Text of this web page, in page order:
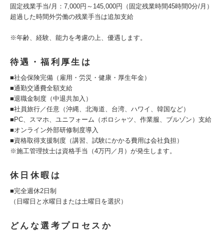
固定残業手当/月：7,000円～145,000円（固定残業時間45時間0分/月）
超過した時間外労働の残業手当は追加支給
※年齢、経験、能力を考慮の上、優遇します。
待遇・福利厚生は
■社会保険完備（雇用・労災・健康・厚生年金）
■通勤交通費全額支給
■退職金制度（中退共加入）
■社員旅行／任意（沖縄、北海道、台湾、ハワイ、韓国など）
■PC、スマホ、ユニフォーム（ポロシャツ、作業服、ブルゾン）支給
■オンライン外部研修制度導入
■資格取得支援制度（講習、試験にかかる費用は会社負担）
※施工管理技士は資格手当（4万円／月）が発生します。
休日休暇は
■完全週休2日制
（日曜日と水曜日または土曜日を選択）
どんな選考プロセスか